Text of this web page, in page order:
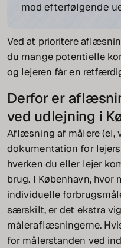
mod efterfølgende
Ved at prioritere
du mange potentielle
og lejeren får en
Derfor er
ved udlejning i
Aflæsning af målere (el,
dokumentation for
hverken du eller lejer
brug. I København, hvor
individuelle
særskilt, er det ekstra
måleraflæsningerne.
for målerstanden ved